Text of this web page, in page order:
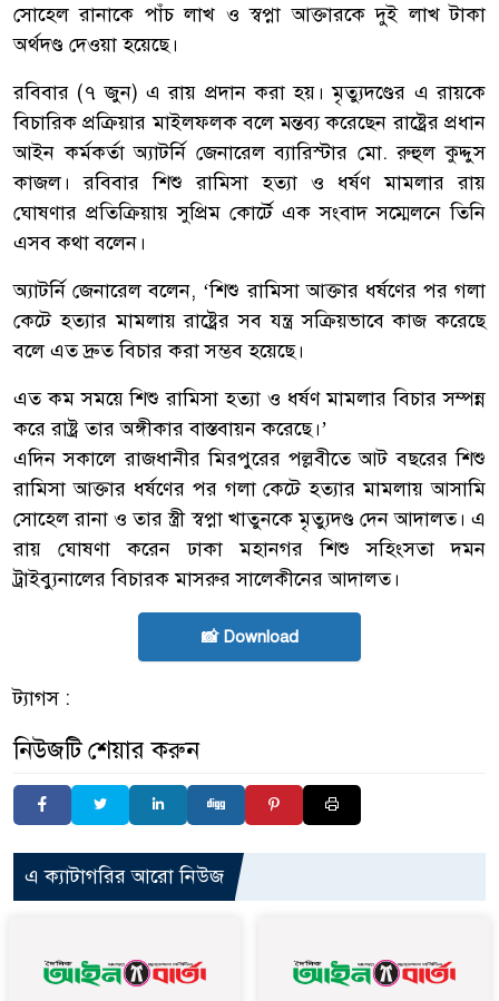
সোহেল রানাকে পাঁচ লাখ ও স্বপ্না আক্তারকে দুই লাখ টাকা
অর্থদণ্ড দেওয়া হয়েছে।
রবিবার (৭ জুন) এ রায় প্রদান করা হয়। মৃত্যুদণ্ডের এ রায়কে
বিচারিক প্রক্রিয়ার মাইলফলক বলে মন্তব্য করেছেন রাষ্ট্রের প্রধান
আইন কর্মকর্তা অ্যাটর্নি জেনারেল ব্যারিস্টার মো. রুহুল কুদ্দুস
কাজল। রবিবার শিশু রামিসা হত্যা ও ধর্ষণ মামলার রায়
ঘোষণার প্রতিক্রিয়ায় সুপ্রিম কোর্টে এক সংবাদ সম্মেলনে তিনি
এসব কথা বলেন।
অ্যাটর্নি জেনারেল বলেন, ‘শিশু রামিসা আক্তার ধর্ষণের পর গলা
কেটে হত্যার মামলায় রাষ্ট্রের সব যন্ত্র সক্রিয়ভাবে কাজ করেছে
বলে এত দ্রুত বিচার করা সম্ভব হয়েছে।
এত কম সময়ে শিশু রামিসা হত্যা ও ধর্ষণ মামলার বিচার সম্পন্ন
করে রাষ্ট্র তার অঙ্গীকার বাস্তবায়ন করেছে।’
এদিন সকালে রাজধানীর মিরপুরের পল্লবীতে আট বছরের শিশু
রামিসা আক্তার ধর্ষণের পর গলা কেটে হত্যার মামলায় আসামি
সোহেল রানা ও তার স্ত্রী স্বপ্না খাতুনকে মৃত্যুদণ্ড দেন আদালত। এ
রায় ঘোষণা করেন ঢাকা মহানগর শিশু সহিংসতা দমন
ট্রাইব্যুনালের বিচারক মাসরুর সালেকীনের আদালত।
📸 Download
ট্যাগস :
নিউজটি শেয়ার করুন
এ ক্যাটাগরির আরো নিউজ